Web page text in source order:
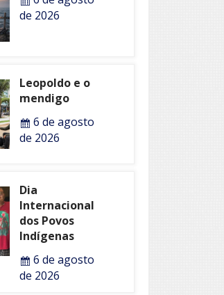
de 2026
Leopoldo e o
mendigo
6 de agosto
de 2026
Dia
Internacional
dos Povos
Indígenas
6 de agosto
de 2026